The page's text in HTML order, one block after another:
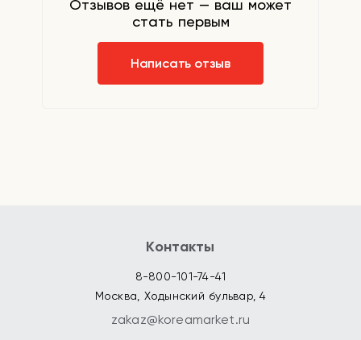
Отзывов ещё нет — ваш может
стать первым
Написать отзыв
Контакты
8-800-101-74-41
Москва, Ходынский бульвар, 4
zakaz@koreamarket.ru